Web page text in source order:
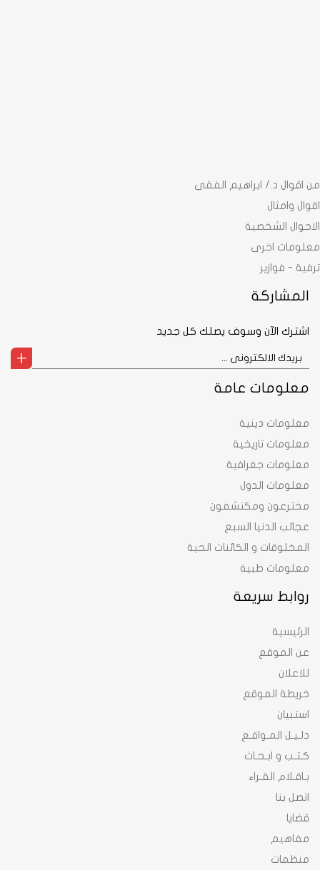
روابط سريعة
الرئيسية
عن الموقع
للاعلان
خريطة الموقع
استبيان
دلـيـل المـواقـع
كـتـب و ابـحـاث
بـاقـلام القـراء
اتصل بنا
قضايا
مفاهيم
منظمات
معلومات عامة
معلومات دينية
معلومات تاريخية
معلومات جغرافية
معلومات الدول
مخترعون ومكتشفون
عجائب الدنيا السبع
المخلوقات و الكائنات الحية
معلومات طبية
من اقوال د./ ابراهيم الفقى
اقوال وامثال
الاحوال الشخصية
معلومات اخرى
ترفية - فوازير
المشاركة
اشترك الآن وسوف يصلك كل جديد